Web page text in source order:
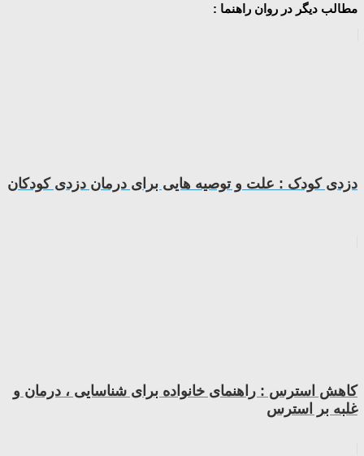
مطالب دیگر در روان راهنما :
دزدی کودک : علت و توصیه هایی برای درمان دزدی کودکان
کاهش استرس : راهنمای خانواده برای شناسایی ، درمان و
غلبه بر استرس